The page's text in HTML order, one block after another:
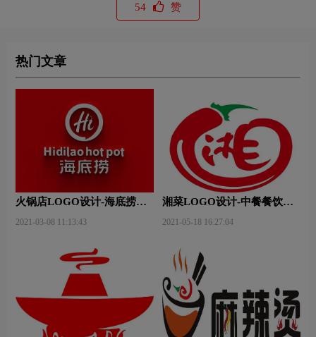
54 赞
热门文章
火锅店LOGO设计-海底捞品
2021-03-08 11:13:43
湘菜LOGO设计-中餐餐饮连
2021-05-18 16:27:04